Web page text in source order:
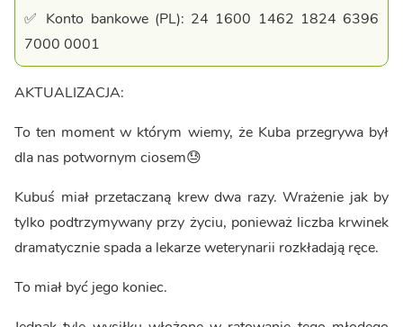
✅ Konto bankowe (PL): 24 1600 1462 1824 6396
7000 0001
AKTUALIZACJA:
To ten moment w którym wiemy, że Kuba przegrywa był
dla nas potwornym ciosem😓
Kubuś miał przetaczaną krew dwa razy. Wrażenie jak by
tylko podtrzymywany przy życiu, ponieważ liczba krwinek
dramatycznie spada a lekarze weterynarii rozkładają ręce.
To miał być jego koniec.